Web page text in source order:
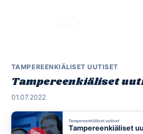
TAMPEREENKIÄLISET UUTISET
Tampereenkiäliset
01.07.2022
Tampereenkiäliset uutiset
Tampereenkiäliset